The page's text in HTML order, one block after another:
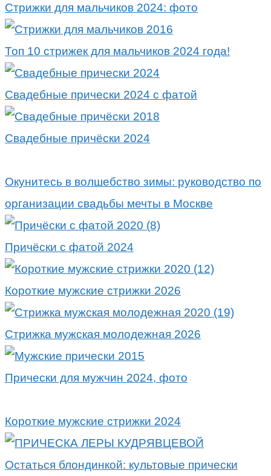
Стрижки для мальчиков 2024: фото
Топ 10 стрижек для мальчиков 2024 года!
Свадебные прически 2024 с фатой
Свадебные причёски 2024
Окунитесь в волшебство зимы: руководство по
организации свадьбы мечты в Москве
Причёски с фатой 2024
Короткие мужские стрижки 2026
Стрижка мужская молодежная 2026
Прически для мужчин 2024, фото
Короткие мужские стрижки 2024
Остаться блондинкой: культовые прически